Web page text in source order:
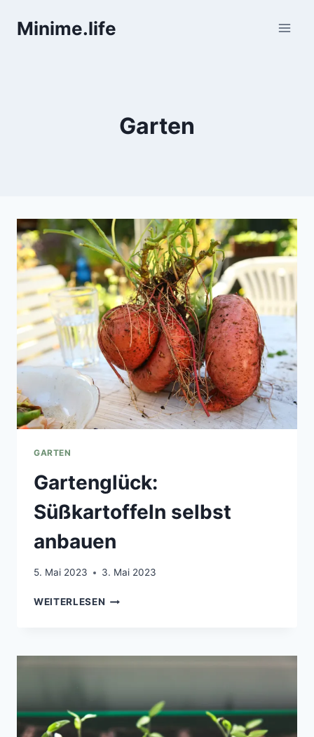
InhaltMinime.life
Garten
GARTEN
Gartenglück:
Süßkartoffeln selbst
anbauen
5. Mai 2023 3. Mai 2023
WEITERLESEN GARTENGLÜCK: